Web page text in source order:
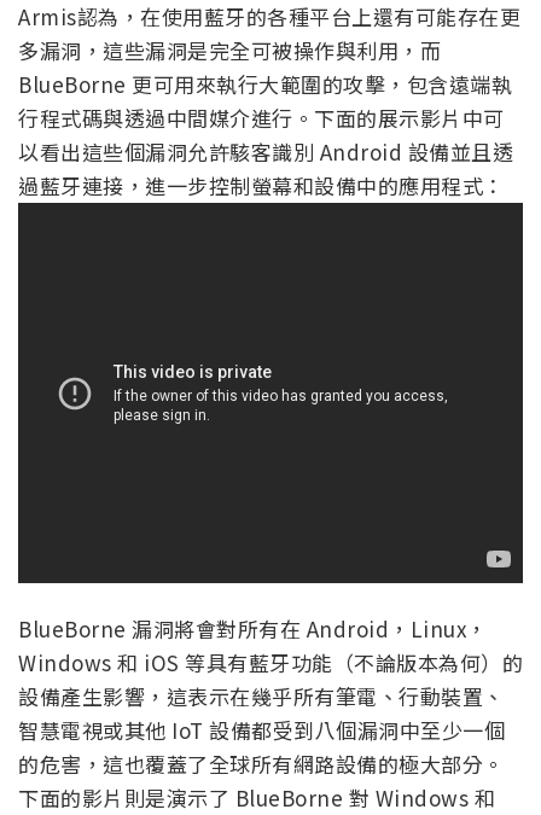
Armis認為，在使用藍牙的各種平台上還有可能存在更
多漏洞，這些漏洞是完全可被操作與利用，而
BlueBorne 更可用來執行大範圍的攻擊，包含遠端執
行程式碼與透過中間媒介進行。下面的展示影片中可
以看出這些個漏洞允許駭客識別 Android 設備並且透
過藍牙連接，進一步控制螢幕和設備中的應用程式：
BlueBorne 漏洞將會對所有在 Android，Linux，
Windows 和 iOS 等具有藍牙功能（不論版本為何）的
設備產生影響，這表示在幾乎所有筆電、行動裝置、
智慧電視或其他 IoT 設備都受到八個漏洞中至少一個
的危害，這也覆蓋了全球所有網路設備的極大部分。
下面的影片則是演示了 BlueBorne 對 Windows 和